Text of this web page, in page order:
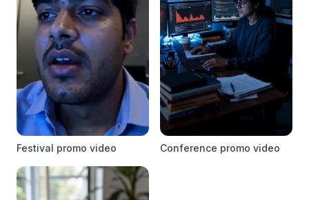
Festival promo video Conference promo video